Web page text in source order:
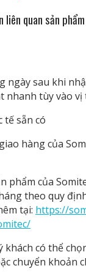
liên quansản
ngày sau khi
nhanh tùy vào vị
tế sẵn có
hàng của
phẩm của
theo quy
tại: https://
khách có thể
chuyển khoản